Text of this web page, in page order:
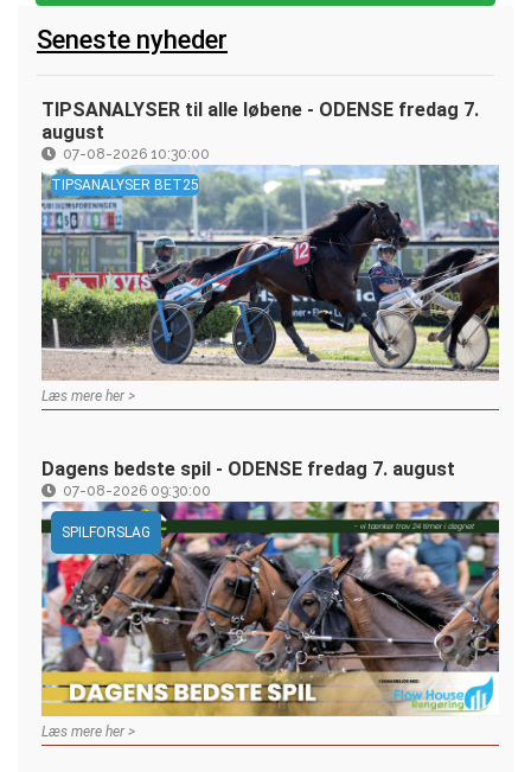
Seneste nyheder
TIPSANALYSER til alle løbene - ODENSE fredag 7.
august
07-08-2026 10:30:00
TIPSANALYSER BET25
Læs mere her >
Dagens bedste spil - ODENSE fredag 7. august
07-08-2026 09:30:00
SPILFORSLAG
Læs mere her >